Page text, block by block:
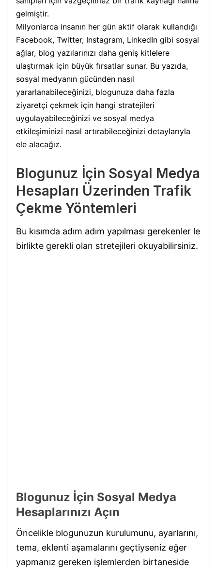
gelmiştir.
Milyonlarca insanın her gün aktif olarak kullandığı
Facebook, Twitter, Instagram, LinkedIn gibi sosyal
ağlar, blog yazılarınızı daha geniş kitlelere
ulaştırmak için büyük fırsatlar sunar. Bu yazıda,
sosyal medyanın gücünden nasıl
yararlanabileceğinizi, blogunuza daha fazla
ziyaretçi çekmek için hangi stratejileri
uygulayabileceğinizi ve sosyal medya
etkileşiminizi nasıl artırabileceğinizi detaylarıyla
ele alacağız.
Blogunuz İçin Sosyal Medya
Hesapları Üzerinden Trafik
Çekme Yöntemleri
Bu kısımda adım adım yapılması gerekenler le
birlikte gerekli olan stretejileri okuyabilirsiniz.
Blogunuz İçin Sosyal Medya
Hesaplarınızı Açın
Öncelikle blogunuzun kurulumunu, ayarlarını,
tema, eklenti aşamalarını geçtiyseniz eğer
yapmanız gereken işlemlerden birtaneside